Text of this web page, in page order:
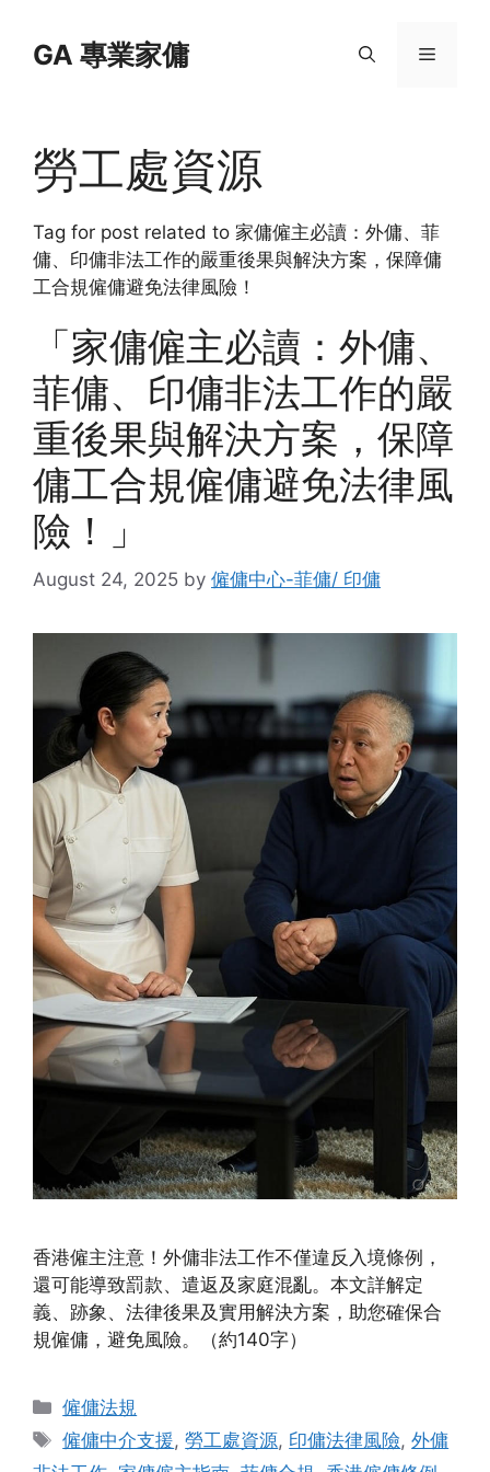
contentGA 專業家傭 Menu
勞工處資源
Tag for post related to 家傭僱主必讀：外傭、菲
傭、印傭非法工作的嚴重後果與解決方案，保障傭
工合規僱傭避免法律風險！
「家傭僱主必讀：外傭、
菲傭、印傭非法工作的嚴
重後果與解決方案，保障
傭工合規僱傭避免法律風
險！」
August 24, 2025 by 僱傭中心-菲傭/ 印傭
香港僱主注意！外傭非法工作不僅違反入境條例，
還可能導致罰款、遣返及家庭混亂。本文詳解定
義、跡象、法律後果及實用解決方案，助您確保合
規僱傭，避免風險。（約140字）
Categories
僱傭法規
Tags
僱傭中介支援,勞工處資源, 印傭法律風險,外傭